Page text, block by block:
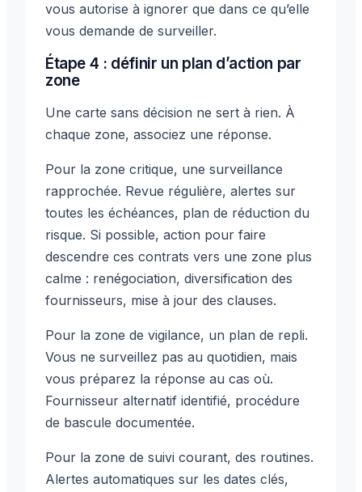
vous autorise à ignorer que dans ce qu’elle
vous demande de surveiller.
Étape 4 : définir un plan d’action par
zone
Une carte sans décision ne sert à rien. À
chaque zone, associez une réponse.
Pour la zone critique, une surveillance
rapprochée. Revue régulière, alertes sur
toutes les échéances, plan de réduction du
risque. Si possible, action pour faire
descendre ces contrats vers une zone plus
calme : renégociation, diversification des
fournisseurs, mise à jour des clauses.
Pour la zone de vigilance, un plan de repli.
Vous ne surveillez pas au quotidien, mais
vous préparez la réponse au cas où.
Fournisseur alternatif identifié, procédure
de bascule documentée.
Pour la zone de suivi courant, des routines.
Alertes automatiques sur les dates clés,